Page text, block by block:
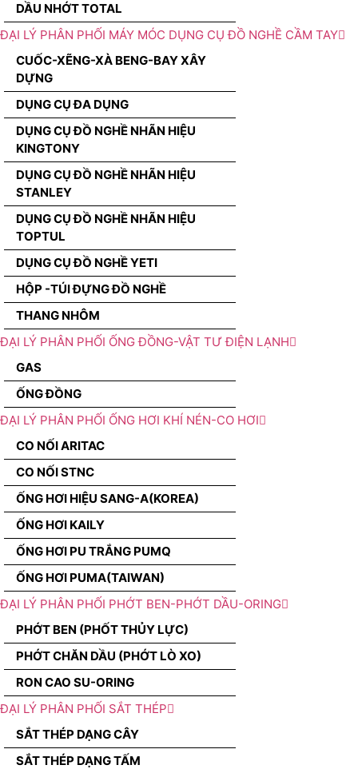
DẦU NHỚT TOTAL
ĐẠI LÝ PHÂN PHỐI MÁY MÓC DỤNG CỤ ĐỒ NGHỀ CẦM TAY
CUỐC-XẼNG-XÀ BENG-BAY XÂY
DỰNG
DỤNG CỤ ĐA DỤNG
DỤNG CỤ ĐỒ NGHỀ NHÃN HIỆU
KINGTONY
DỤNG CỤ ĐỒ NGHỀ NHÃN HIỆU
STANLEY
DỤNG CỤ ĐỒ NGHỀ NHÃN HIỆU
TOPTUL
DỤNG CỤ ĐỒ NGHỀ YETI
HỘP -TÚI ĐỰNG ĐỒ NGHỀ
THANG NHÔM
ĐẠI LÝ PHÂN PHỐI ỐNG ĐỒNG-VẬT TƯ ĐIỆN LẠNH
GAS
ỐNG ĐỒNG
ĐẠI LÝ PHÂN PHỐI ỐNG HƠI KHÍ NÉN-CO HƠI
CO NỐI ARITAC
CO NỐI STNC
ỐNG HƠI HIỆU SANG-A(KOREA)
ỐNG HƠI KAILY
ỐNG HƠI PU TRẮNG PUMQ
ỐNG HƠI PUMA(TAIWAN)
ĐẠI LÝ PHÂN PHỐI PHỚT BEN-PHỚT DẦU-ORING
PHỚT BEN (PHỐT THỦY LỰC)
PHỚT CHĂN DẦU (PHỚT LÒ XO)
RON CAO SU-ORING
ĐẠI LÝ PHÂN PHỐI SẮT THÉP
SẮT THÉP DẠNG CÂY
SẮT THÉP DẠNG TẤM